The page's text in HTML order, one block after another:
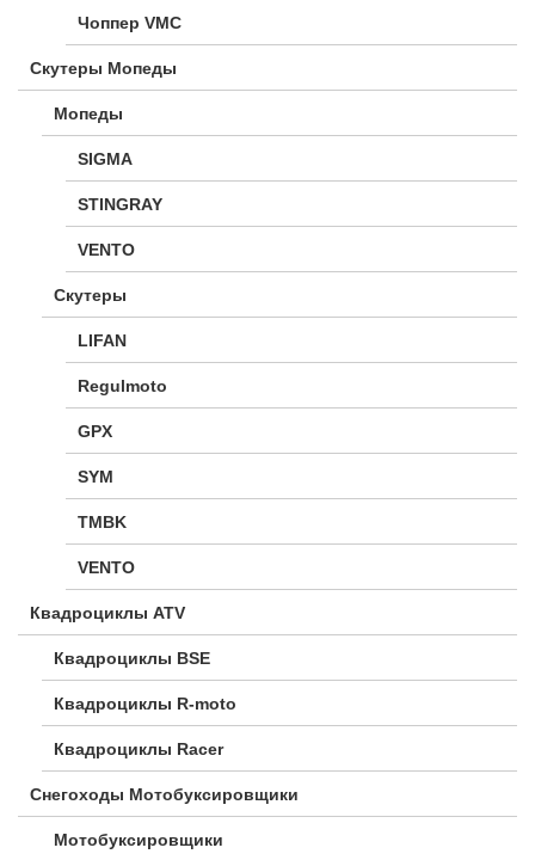
Чоппер VMC
Скутеры Мопеды
Мопеды
SIGMA
STINGRAY
VENTO
Скутеры
LIFAN
Regulmoto
GPX
SYM
TMBK
VENTO
Квадроциклы ATV
Квадроциклы BSE
Квадроциклы R-moto
Квадроциклы Racer
Снегоходы Мотобуксировщики
Мотобуксировщики